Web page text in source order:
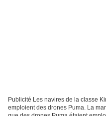
Publicité Les navires de la classe
emploient des drones Puma. La